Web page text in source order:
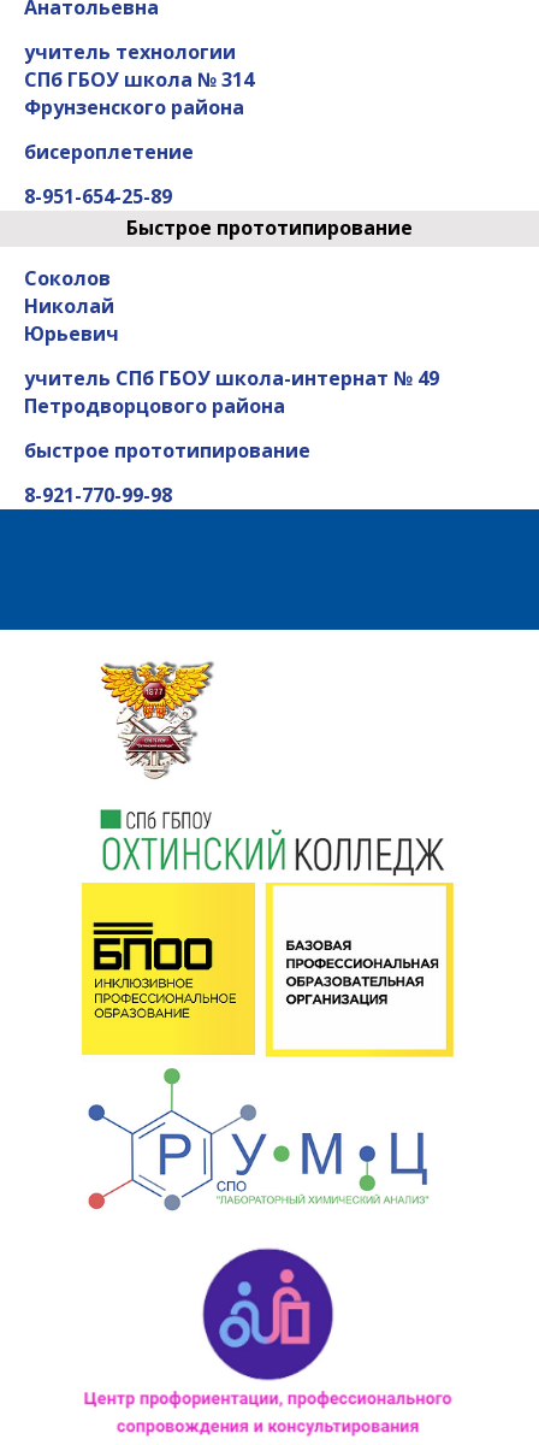
Анатольевна
учитель технологии
СПб ГБОУ школа № 314
Фрунзенского района
бисероплетение
8-951-654-25-89
Быстрое прототипирование
Соколов
Николай
Юрьевич
учитель СПб ГБОУ школа-интернат № 49
Петродворцового района
быстрое прототипирование
8-921-770-99-98